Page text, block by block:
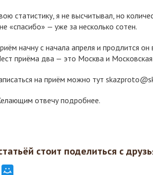
статистику, я не высчитывал, но
«спасибо» — уже за несколько сотен.
начну с начала апреля и продлится он
приёма два — это Москва и Московская
на приём можно тут
отвечу подробнее.
стоит поделиться с